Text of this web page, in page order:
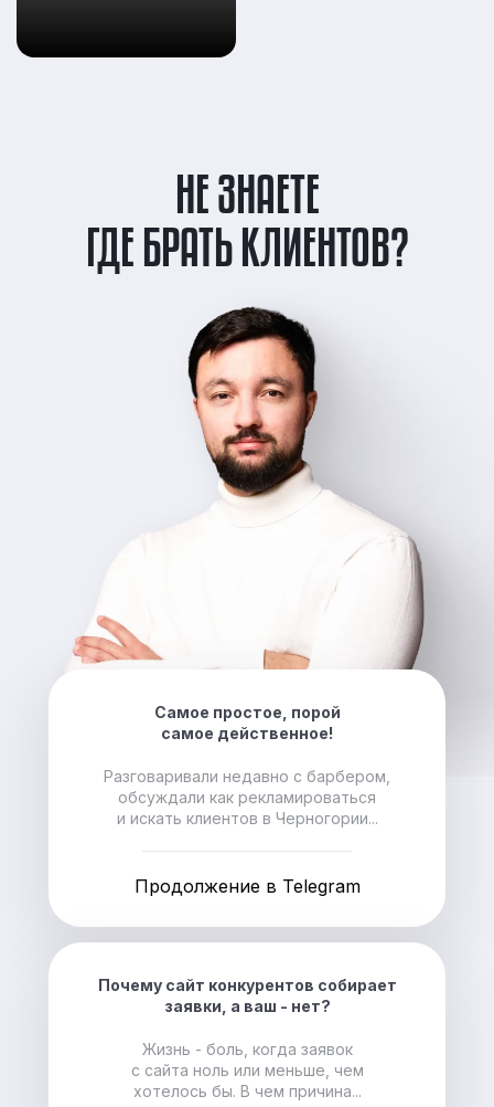
ГДЕ БРАТЬ КЛИЕНТОВ?
НЕ ЗНАЕТЕ
Самое простое, порой
самое действенное!
Разговаривали недавно с барбером,
обсуждали как рекламироваться
и искать клиентов в Черногории...
Продолжение в Telegram
Почему сайт конкурентов собирает
заявки, а ваш - нет?
Жизнь - боль, когда заявок
с сайта ноль или меньше, чем
хотелось бы. В чем причина...